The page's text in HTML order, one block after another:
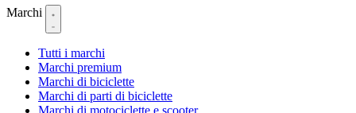
Marchi
Tutti i marchi
Marchi premium
Marchi di biciclette
Marchi di parti di biciclette